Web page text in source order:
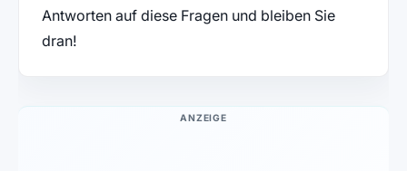
Antworten auf diese Fragen und bleiben Sie
dran!
ANZEIGE